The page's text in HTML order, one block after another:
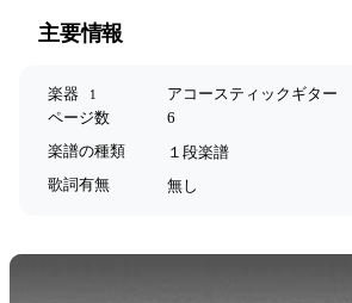
主要情報
楽器 1
アコースティックギター
ページ数
6
楽譜の種類
１段楽譜
歌詞有無
無し